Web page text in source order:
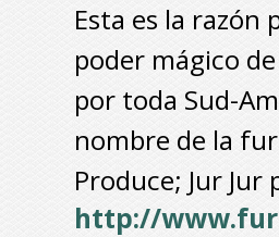
Esta es la
poder mágico
por toda Sud-
nombre de la
Produce; Jur
http://